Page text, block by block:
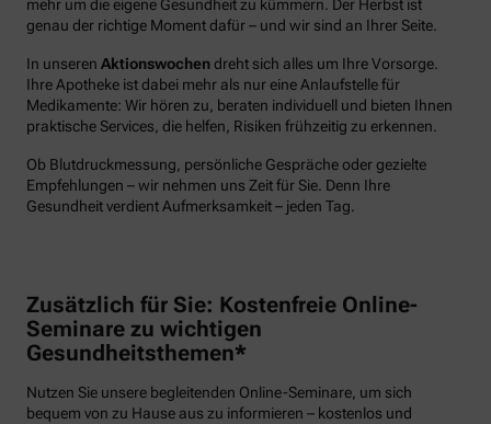
mehr um die eigene Gesundheit zu kümmern. Der Herbst ist
genau der richtige Moment dafür – und wir sind an Ihrer Seite.
In unseren Aktionswochendreht sich alles um Ihre Vorsorge.
Ihre Apotheke ist dabei mehr als nur eine Anlaufstelle für
Medikamente: Wir hören zu, beraten individuell und bieten Ihnen
praktische Services, die helfen, Risiken frühzeitig zu erkennen.
Ob Blutdruckmessung, persönliche Gespräche oder gezielte
Empfehlungen – wir nehmen uns Zeit für Sie. Denn Ihre
Gesundheit verdient Aufmerksamkeit – jeden Tag.
Zusätzlich für Sie: Kostenfreie Online-
Seminare zu wichtigen
Gesundheitsthemen*
Nutzen Sie unsere begleitenden Online-Seminare, um sich
bequem von zu Hause aus zu informieren – kostenlos und